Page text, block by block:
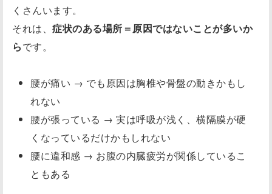
くさんいます。
それは、 症状のある場所＝原因ではないことが多いか
らです。
腰が痛い → でも原因は胸椎や骨盤の動きかもし
れない
腰が張っている → 実は呼吸が浅く、横隔膜が硬
くなっているだけかもしれない
腰に違和感 → お腹の内臓疲労が関係しているこ
ともある